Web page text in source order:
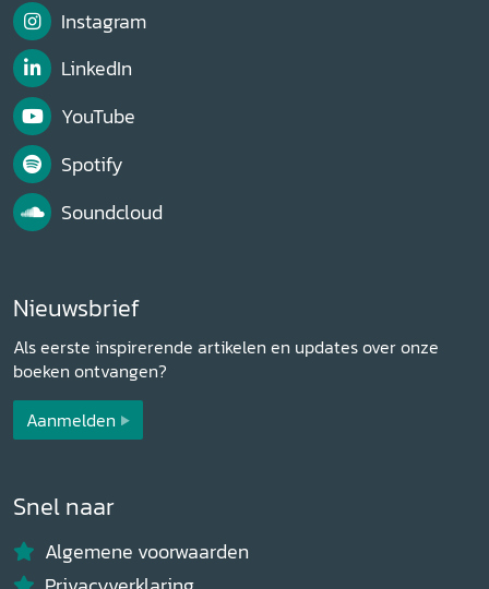
Instagram
LinkedIn
YouTube
Spotify
Soundcloud
Nieuwsbrief
Als eerste inspirerende artikelen en updates over onze
boeken ontvangen?
Aanmelden
Snel naar
Algemene voorwaarden